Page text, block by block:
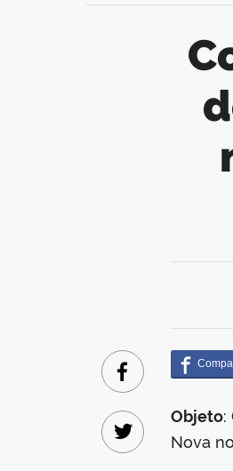
Construção de 150 moradias populares
Objeto:
Nova
Facebook
Twitter